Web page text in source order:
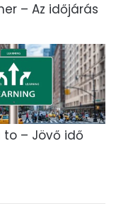
– Az időjárás
to – Jövő idő